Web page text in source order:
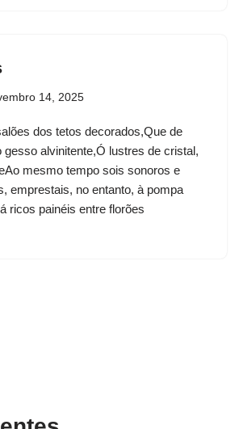
14, 2025
dos tetos decorados,Que de
gesso alvinitente,Ó lustres de cristal,
mesmo tempo sois sonoros e
emprestais, no entanto, à pompa
ricos painéis entre florões